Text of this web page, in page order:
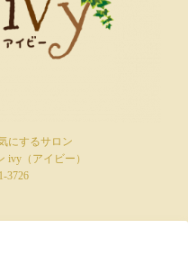
にするサロン
ivy（アイビー）
3726